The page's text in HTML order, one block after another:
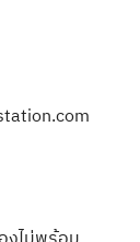
งไม่พร้อม